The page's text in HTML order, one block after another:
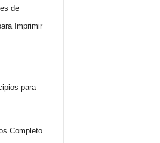
de
Imprimir
para
Completo